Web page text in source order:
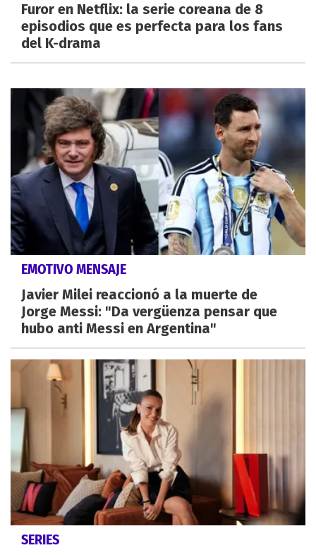
Furor en Netflix: la serie coreana de 8
episodios que es perfecta para los fans
del K-drama
EMOTIVO MENSAJE
Javier Milei reaccionó a la muerte de
Jorge Messi: "Da vergüenza pensar que
hubo anti Messi en Argentina"
SERIES